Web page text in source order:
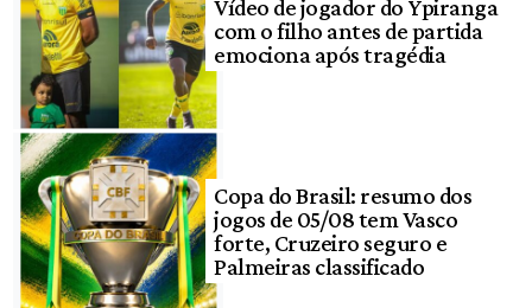
Vídeo de jogador do Ypiranga
com o filho antes de partida
emociona após tragédia
Copa do Brasil: resumo dos
jogos de 05/08 tem Vasco
forte, Cruzeiro seguro e
Palmeiras classificado